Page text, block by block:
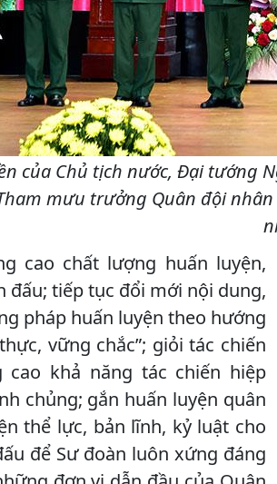
của Chủ tịch nước, Đại tướng
mưu trưởng Quân đội
cao chất lượng huấn luyện,
đấu; tiếp tục đổi mới nội dung,
pháp huấn luyện theo hướng
vững chắc”; giỏi tác chiến
cao khả năng tác chiến hiệp
chủng; gắn huấn luyện quân
thể lực, bản lĩnh, kỷ luật cho
để Sư đoàn luôn xứng đáng